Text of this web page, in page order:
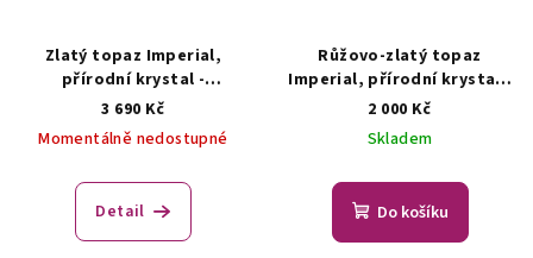
Zlatý topaz Imperial,
přírodní krystal -
šperk/náhrdelník
PŘÍRODNÍMI KRYSTALY
3 690 Kč
Momentálně nedostupné
Detail
Růžovo-zlatý topaz
Imperial, přírodní krystal -
šperk s topazem
PŘÍRODNÍMI KRYSTALY
2 000 Kč
Skladem
Do košíku